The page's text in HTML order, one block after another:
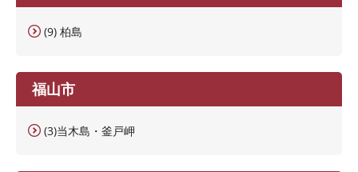
(9) 柏島
福山市
(3)当木島・釜戸岬